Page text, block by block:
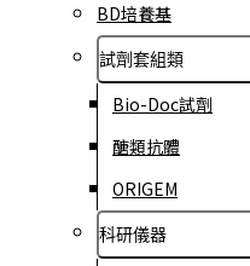
BD培養基
試劑套組類
Bio-Doc試劑
醣類抗體
ORIGEM
科研儀器